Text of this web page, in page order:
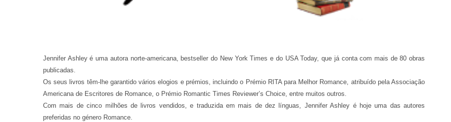
Jennifer Ashley é uma autora norte-americana, bestseller do New York Times e do USA Today, que já conta com mais de 80 obras
publicadas.
Os seus livros têm-lhe garantido vários elogios e prémios, incluindo o Prémio RITA para Melhor Romance, atribuído pela Associação
Americana de Escritores de Romance, o Prémio Romantic Times Reviewer’s Choice, entre muitos outros.
Com mais de cinco milhões de livros vendidos, e traduzida em mais de dez línguas, Jennifer Ashley é hoje uma das autores
preferidas no género Romance.